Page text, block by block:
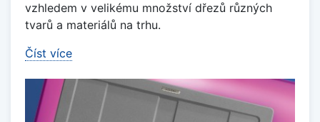
vzhledem v velikému množství dřezů různých
tvarů a materiálů na trhu.
Číst více